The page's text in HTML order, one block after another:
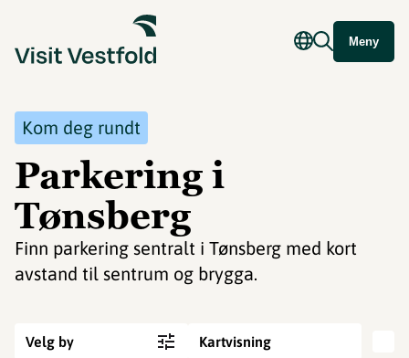
Meny
Kom deg rundt
Parkering i
Tønsberg
Finn parkering sentralt i Tønsberg med kort
avstand til sentrum og brygga.
Velg by Kartvisning